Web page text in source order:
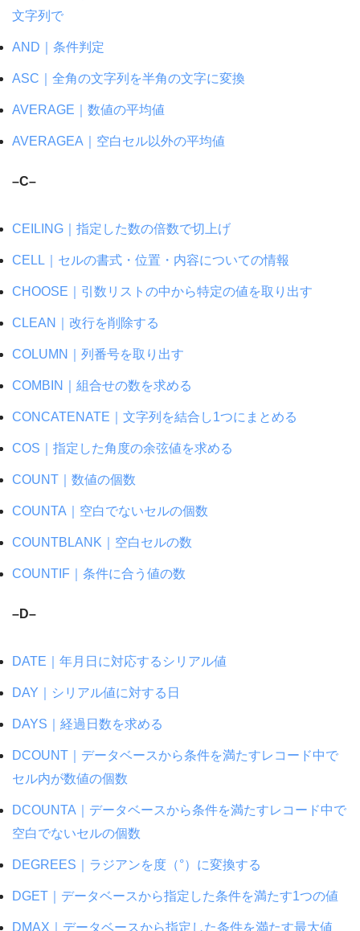
文字列で
AND｜条件判定
ASC｜全角の文字列を半角の文字に変換
AVERAGE｜数値の平均値
AVERAGEA｜空白セル以外の平均値
–C–
CEILING｜指定した数の倍数で切上げ
CELL｜セルの書式・位置・内容についての情報
CHOOSE｜引数リストの中から特定の値を取り出す
CLEAN｜改行を削除する
COLUMN｜列番号を取り出す
COMBIN｜組合せの数を求める
CONCATENATE｜文字列を結合し1つにまとめる
COS｜指定した角度の余弦値を求める
COUNT｜数値の個数
COUNTA｜空白でないセルの個数
COUNTBLANK｜空白セルの数
COUNTIF｜条件に合う値の数
–D–
DATE｜年月日に対応するシリアル値
DAY｜シリアル値に対する日
DAYS｜経過日数を求める
DCOUNT｜データベースから条件を満たすレコード中で
セル内が数値の個数
DCOUNTA｜データベースから条件を満たすレコード中で
空白でないセルの個数
DEGREES｜ラジアンを度（°）に変換する
DGET｜データベースから指定した条件を満たす1つの値
DMAX｜データベースから指定した条件を満たす最大値